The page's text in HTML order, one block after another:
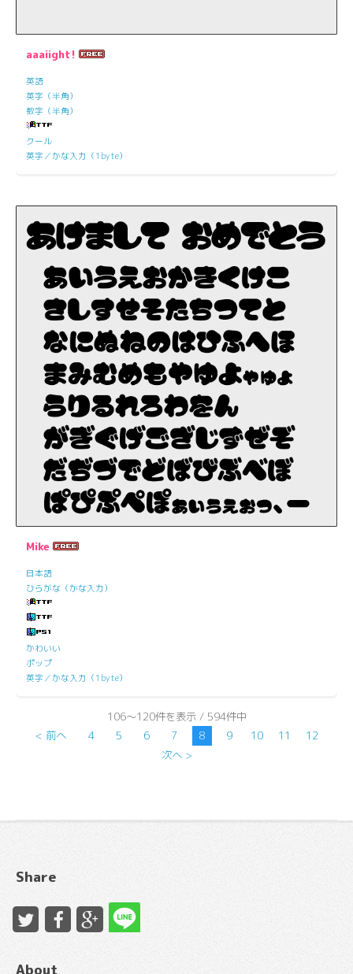
aaaiight!
英語
英字（半角）
数字（半角）
クール
英字／かな入力（1byte）
Mike
日本語
ひらがな（かな入力）
かわいい
ポップ
英字／かな入力（1byte）
106～120件を表示 / 594件中
< 前へ
4 5 6 7 8 9 10 11
12
次へ >
Share
About